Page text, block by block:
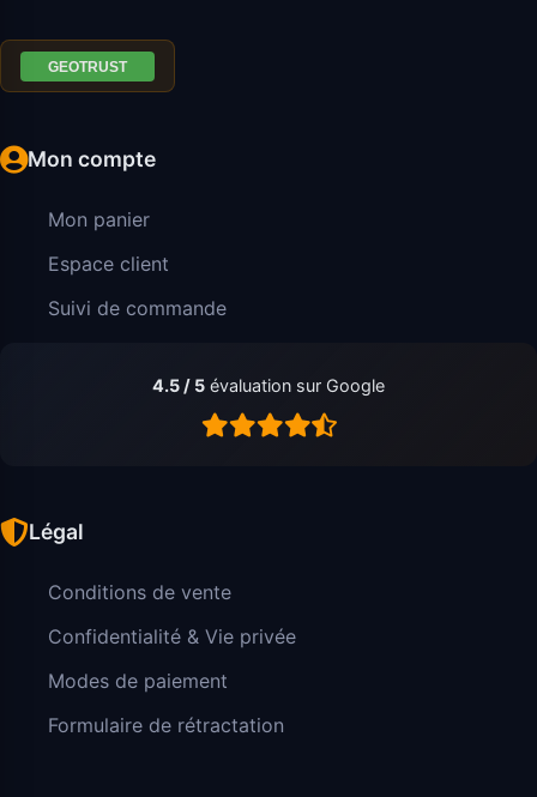
Mon compte
Mon panier
Espace client
Suivi de commande
4.5 / 5 évaluation sur Google
Légal
Conditions de vente
Confidentialité & Vie privée
Modes de paiement
Formulaire de rétractation